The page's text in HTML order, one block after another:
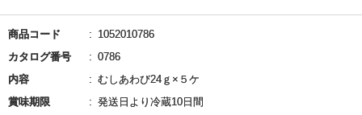
商品コード
1052010786
カタログ番号
0786
内容
むしあわび24ｇ×５ケ
賞味期限
発送日より冷蔵10日間